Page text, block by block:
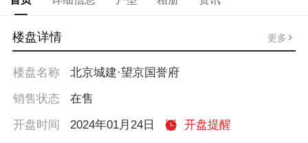
楼盘详情 更多
楼盘名称
北京城建·望京国誉府
销售状态
在售
开盘时间
2024年01月24日
开盘提醒